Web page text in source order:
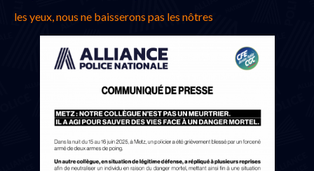
les yeux, nous ne baisserons pas les nôtres